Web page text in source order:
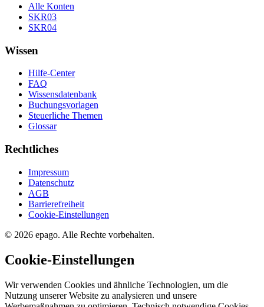
Alle Konten
SKR03
SKR04
Wissen
Hilfe-Center
FAQ
Wissensdatenbank
Buchungsvorlagen
Steuerliche Themen
Glossar
Rechtliches
Impressum
Datenschutz
AGB
Barrierefreiheit
Cookie-Einstellungen
© 2026 epago. Alle Rechte vorbehalten.
Cookie-Einstellungen
Wir verwenden Cookies und ähnliche Technologien, um die
Nutzung unserer Website zu analysieren und unsere